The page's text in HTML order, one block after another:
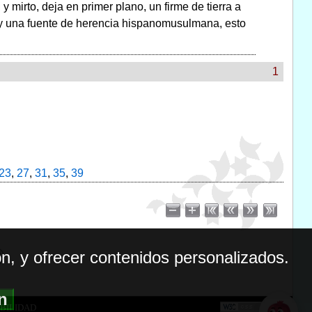
mirto, deja en primer plano, un firme de tierra a
fuente de herencia hispanomusulmana, esto
1
23, 27, 31, 35, 39
y ofrecer contenidos personalizados.